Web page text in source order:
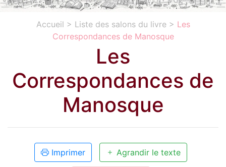
Accueil > Liste des salons du livre> Les
Correspondances de Manosque
Les
Correspondances de
Manosque
Imprimer Agrandir le texte